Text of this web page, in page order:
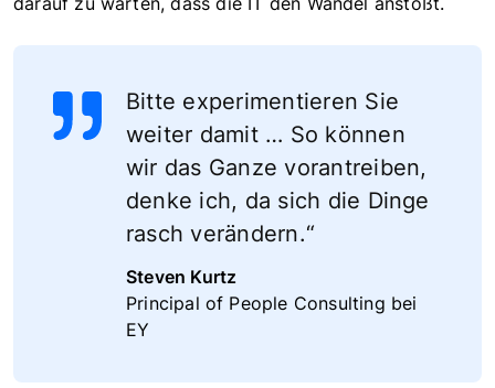
Bitte experimentieren Sie
weiter damit … So können
wir das Ganze vorantreiben,
denke ich, da sich die Dinge
rasch verändern.“
Steven Kurtz
Principal of People Consulting bei
EY